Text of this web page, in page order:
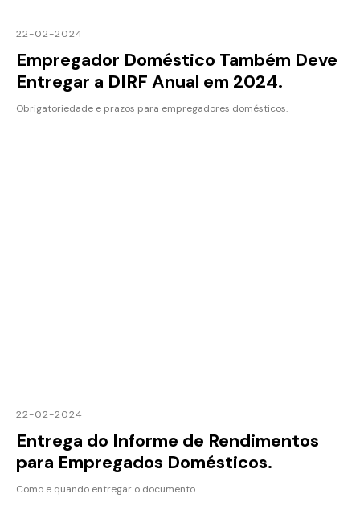
22-02-2024
Empregador Doméstico Também Deve
Entregar a DIRF Anual em 2024.
Obrigatoriedade e prazos para empregadores domésticos.
22-02-2024
Entrega do Informe de Rendimentos
para Empregados Domésticos.
Como e quando entregar o documento.